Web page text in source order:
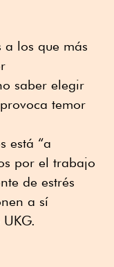
a los que más
saber elegir
temor
está “a
por el trabajo
de estrés
a sí